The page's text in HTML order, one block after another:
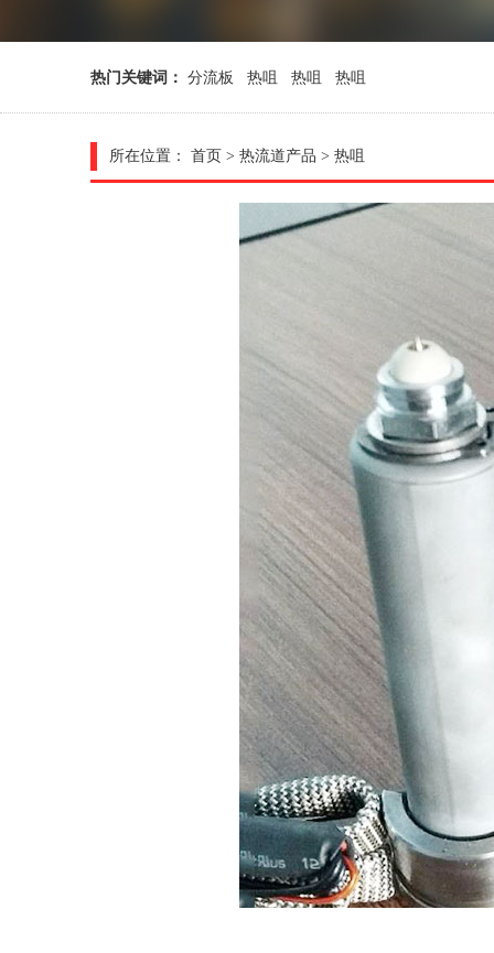
热门关键词： 分流板 热咀 热咀 热咀
所在位置： 首页 > 热流道产品 > 热咀